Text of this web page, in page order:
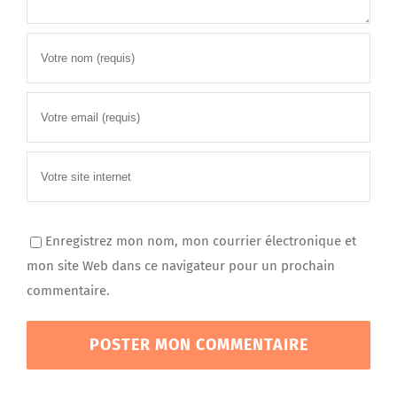
Enregistrez mon nom, mon courrier électronique et
mon site Web dans ce navigateur pour un prochain
commentaire.